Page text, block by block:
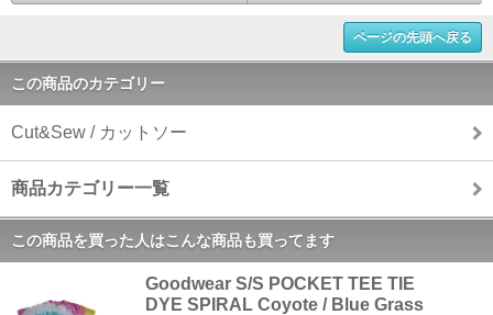
ページの先頭へ戻る
この商品のカテゴリー
Cut&Sew / カットソー
商品カテゴリー一覧
この商品を買った人はこんな商品も買ってます
Goodwear S/S POCKET TEE TIE
DYE SPIRAL Coyote / Blue Grass